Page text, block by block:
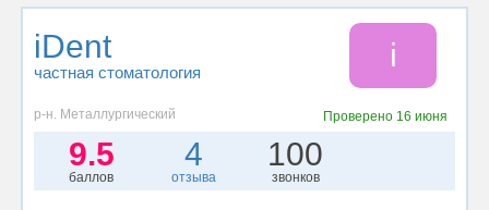
iDent
частная стоматология i
р-н. Металлургический Проверено 16 июня
9.5
баллов
4
отзыва
100
звонков